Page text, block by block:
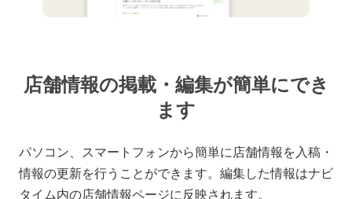
店舗情報の掲載・編集が簡単にでき
ます
パソコン、スマートフォンから簡単に店舗情報を入稿・
情報の更新を行うことができます。編集した情報はナビ
タイム内の店舗情報ページに反映されます。